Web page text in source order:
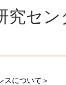
究セ
スについて＞